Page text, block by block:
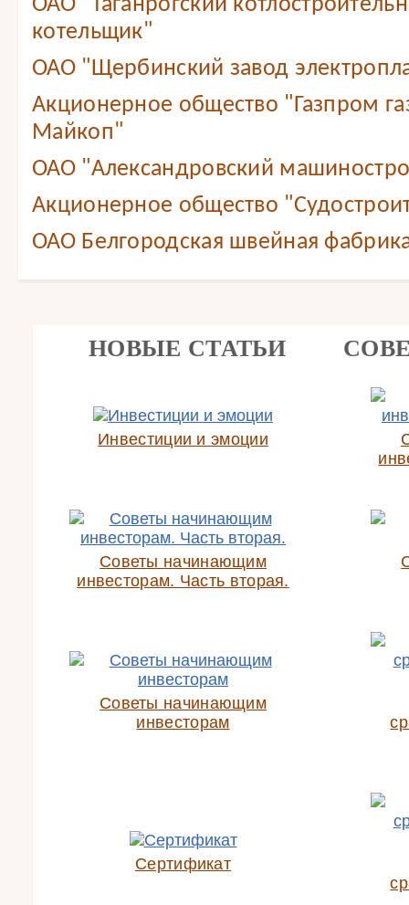
ОАО "Таганрогский
котельщик"
ОАО "Щербинский завод
Акционерное общество "Газпром
Майкоп"
ОАО "Александровский
Акционерное общество
ОАО Белгородская швейная
НОВЫЕ СТАТЬИ
Инвестиции и эмоции
Советы начинающим
инвесторам. Часть вторая.
Советы начинающим
инвесторам
Сертификат